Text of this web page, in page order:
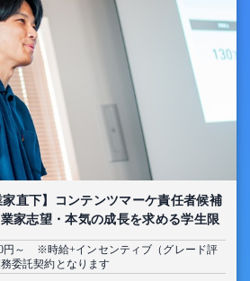
家直下】コンテンツマーケ責任者候補
家志望・本気の成長を求める学生限
円～ ※時給+インセンティブ（グレード評
委託契約となります